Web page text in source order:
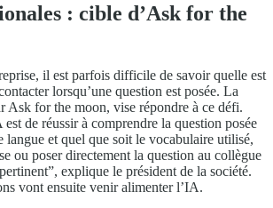
: cible d’Ask for the
il est parfois difficile de savoir quelle est
lorsqu’une question est posée. La
Ask for the moon, vise répondre à ce défi.
de réussir à comprendre la question posée
langue et quel que soit le vocabulaire utilisé,
ou poser directement la question au collègue
explique le président de la société.
vont ensuite venir alimenter l’IA.